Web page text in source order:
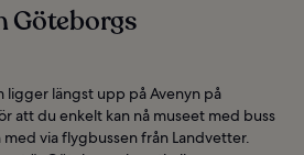
Göteborgs
längst upp på Avenyn på
att du enkelt kan nå museet med buss
via flygbussen från Landvetter.